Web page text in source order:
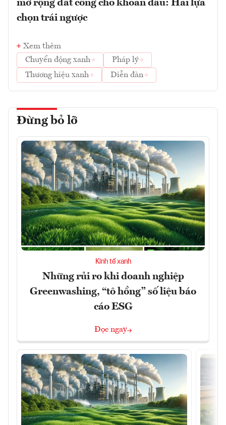
mở rộng đất công cho khoan dầu: Hai lựa
chọn trái ngược
Xem thêm
Chuyển động xanh
Pháp lý
Thương hiệu xanh
Diễn đàn
Đừng bỏ lỡ
Kinh tế xanh
Những rủi ro khi doanh nghiệp
Greenwashing, “tô hồng” số liệu báo
cáo ESG
Đọc ngay